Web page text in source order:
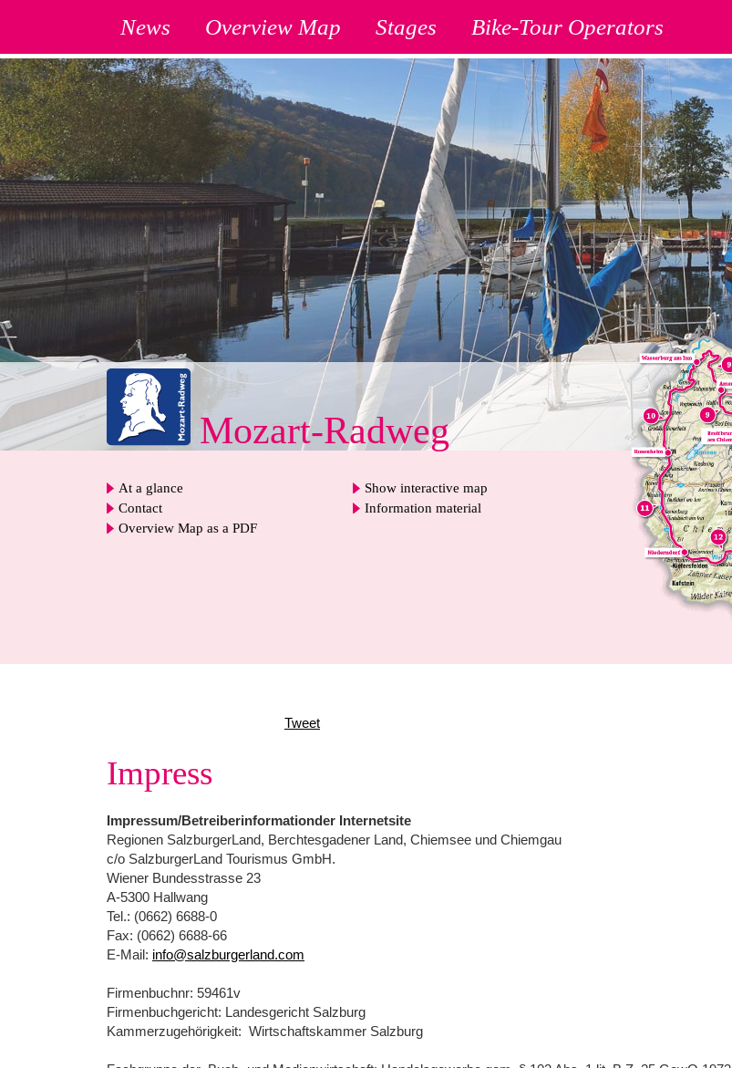
News Overview Map Stages Bike-Tour Operators
Mozart-Radweg
At a glance
Show interactive map
Contact
Information material
Overview Map as a PDF
Tweet
Impress
Impressum/Betreiberinformationder Internetsite
Regionen SalzburgerLand, Berchtesgadener Land, Chiemsee und Chiemgau
c/o SalzburgerLand Tourismus GmbH.
Wiener Bundesstrasse 23
A-5300 Hallwang
Tel.: (0662) 6688-0
Fax: (0662) 6688-66
E-Mail: info@salzburgerland.com
Firmenbuchnr: 59461v
Firmenbuchgericht: Landesgericht Salzburg
Kammerzugehörigkeit: Wirtschaftskammer Salzburg